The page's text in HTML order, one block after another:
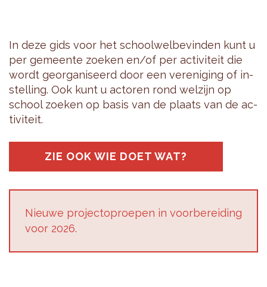
In deze gids voor het school­wel­be­vin­den kunt u
per ge­meen­te zoe­ken en/of per ac­ti­vi­teit die
wordt ge­or­ga­ni­seerd door een ver­e­ni­ging of in­
stel­ling. Ook kunt u ac­to­ren rond wel­zijn op
school zoe­ken op basis van de plaats van de ac­
ti­vi­teit.
ZIE OOK WIE DOET WAT?
Nieu­we pro­jec­top­roe­pen in voor­be­rei­ding
voor 2026.